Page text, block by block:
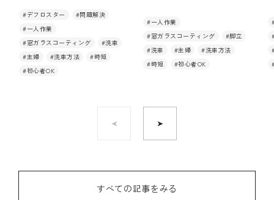
#デフロスター
#問題解決
#一人作業
#窓ガラスコーティング
#洗車
#主婦
#洗車方法
#時短
#初心者OK
#一人作業
#窓ガラスコーティング
#脚立
#洗車
#主婦
#洗車方法
#時短
#初心者OK
すべての記事をみる